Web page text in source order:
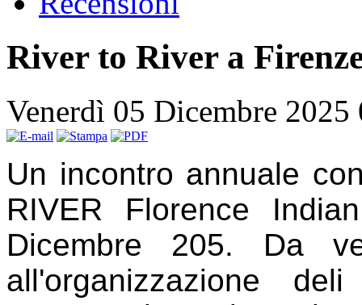
River to River a
Venerdì 05 Dicembre
Un incontro annuale
RIVER Florence
Dicembre 205. Da
all'organizzazione